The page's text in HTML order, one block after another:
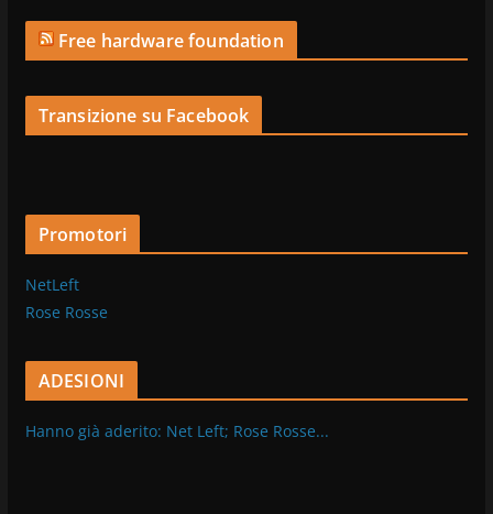
Free hardware foundation
Transizione su Facebook
Promotori
NetLeft
Rose Rosse
ADESIONI
Hanno già aderito: Net Left; Rose Rosse...